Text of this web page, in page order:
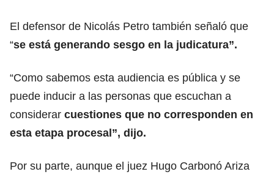
El defensor de Nicolás Petro también señaló que
“se está generando sesgo en la judicatura”.
“Como sabemos esta audiencia es pública y se
puede inducir a las personas que escuchan a
considerar cuestiones que no corresponden en
esta etapa procesal”, dijo.
Por su parte, aunque el juez Hugo Carbonó Ariza